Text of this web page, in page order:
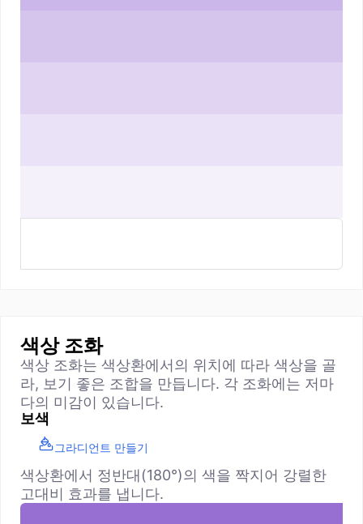
색상 조화
색상 조화는 색상환에서의 위치에 따라 색상을 골
라, 보기 좋은 조합을 만듭니다. 각 조화에는 저마
다의 미감이 있습니다.
보색
그라디언트 만들기
색상환에서 정반대(180°)의 색을 짝지어 강렬한
고대비 효과를 냅니다.